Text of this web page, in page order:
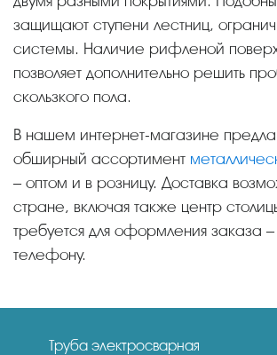
защищают ступени лестниц,
системы. Наличие рифленой
позволяет дополнительно решить
скользкого пола.
В нашем интернет-магазине предлагается
обширный ассортимент
– оптом и в розницу. Доставка
стране, включая также центр
требуется для оформления заказа –
телефону.
Труба электросварная